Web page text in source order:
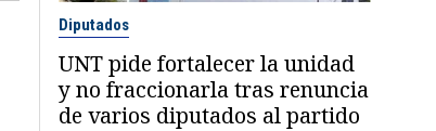
Diputados
UNT pide fortalecer la unidad
y no fraccionarla tras renuncia
de varios diputados al partido